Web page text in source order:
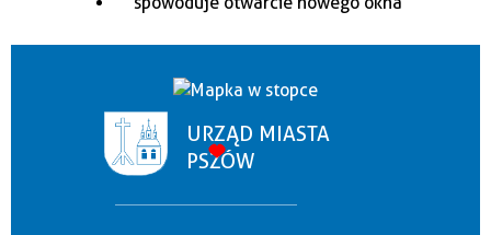
URZĄD MIASTA
PSZÓW